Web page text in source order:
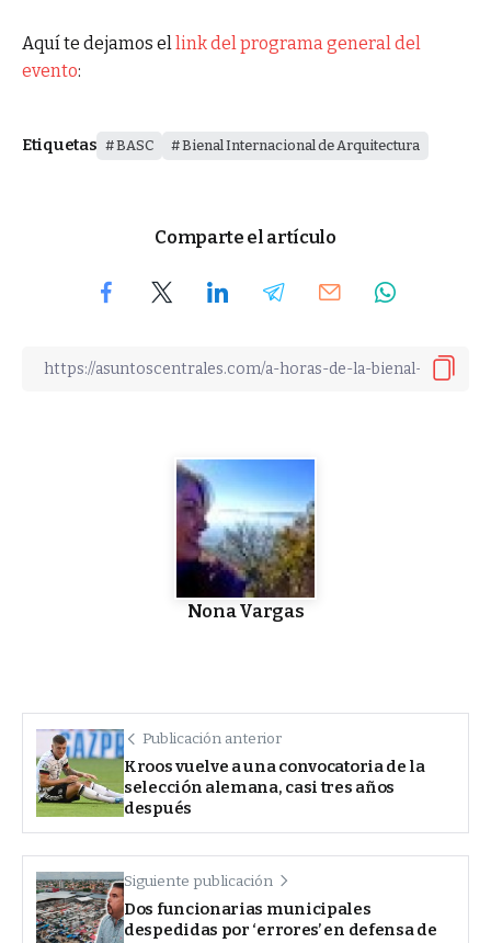
Aquí te dejamos ellink del programa general del
evento:
Etiquetas BASC Bienal Internacional de Arquitectura
Comparte el artículo
Nona Vargas
Publicación anterior
Kroos vuelve a una convocatoria de la
selección alemana, casi tres años
después
Siguiente publicación
Dos funcionarias municipales
despedidas por ‘errores’ en defensa de